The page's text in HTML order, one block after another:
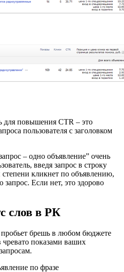
для повышения CTR – это
пользователя с заголовком
– одно объявление” очень
введя запрос в строку
кликнет по объявлению,
запрос. Если нет, это здорово
слов в РК
пробьет брешь в любом бюджете
показами ваших
по фразе